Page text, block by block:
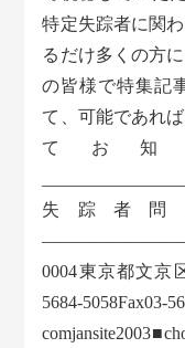
特定失踪者に関
るだけ多くの方
の皆様で特集記
て、可能であれ
てお知
失踪者問
0004東京都文京
5684-